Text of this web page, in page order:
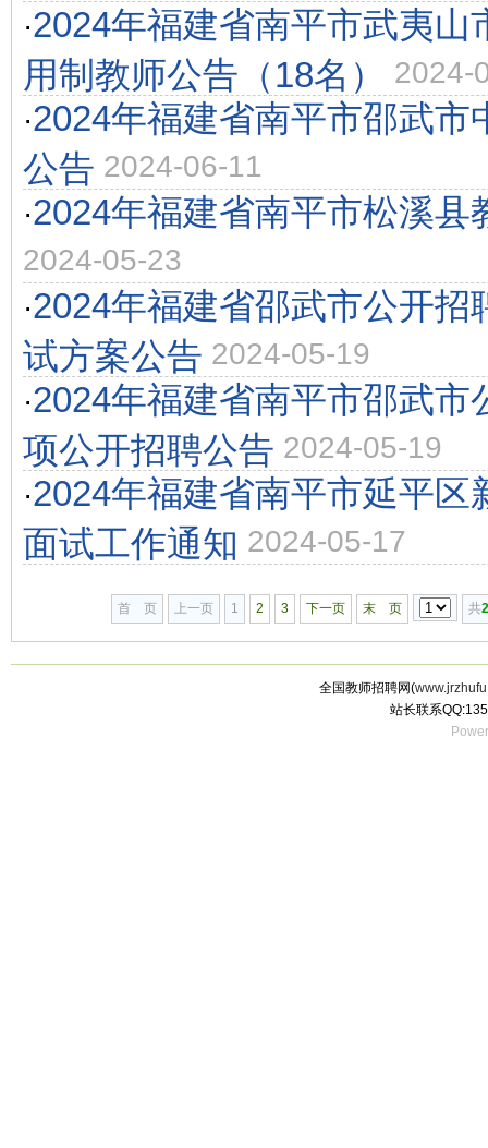
·2024年福建省南平市武夷山
用制教师公告（18名）
2024-
·2024年福建省南平市邵武市
公告 2024-06-11
·2024年福建省南平市松溪县
2024-05-23
·2024年福建省邵武市公开招
试方案公告 2024-05-19
·2024年福建省南平市邵武市
项公开招聘公告 2024-05-19
·2024年福建省南平市延平区
面试工作通知 2024-05-17
首 页 上一页 1 2 3 下一页 末 页 共
全国教师招聘网(
站长联系